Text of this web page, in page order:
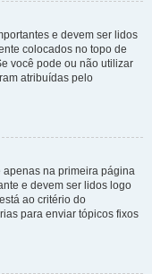
e devem ser lidos
colocados no topo de
você pode ou não utilizar
atribuídas pelo
apenas na primeira página
e devem ser lidos logo
ao critério do
para enviar tópicos fixos